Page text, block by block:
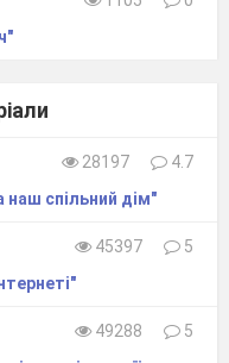
в ній
Бернард Шоу
покоління
громадянської
проблеми
українського
28197
4.7
наш спільний дім"
45397
5
49288
5